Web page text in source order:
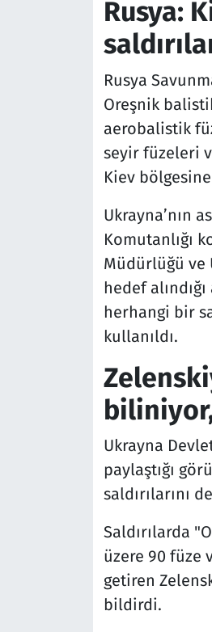
Rusya:
Rusya
Oreşnik
aerobalistik
seyir füzeleri
Kiev
Ukrayna’nın
Komutanlığı
Müdürlüğü ve
hedef
herhangi bir
kullanıldı.
Ukrayna
paylaştığı
saldırılarını
Saldırılarda
üzere 90 füze
getiren
bildirdi.